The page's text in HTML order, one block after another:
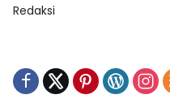
Redaksi